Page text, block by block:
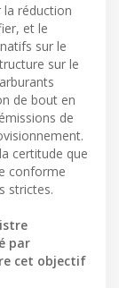
la réduction
et le
sur le
sur le
de bout en
de
certitude que
conforme
strictes.
par
cet objectif